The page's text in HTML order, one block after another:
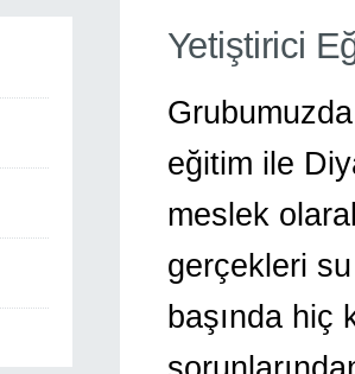
Yetiştirici
eğitim ile
meslek
gerçekleri
başında hiç